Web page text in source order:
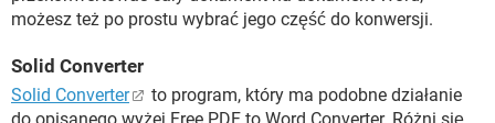
możesz też po prostu wybrać jego część do konwersji.
Solid Converter
Solid Converter
to program, który ma podobne działanie